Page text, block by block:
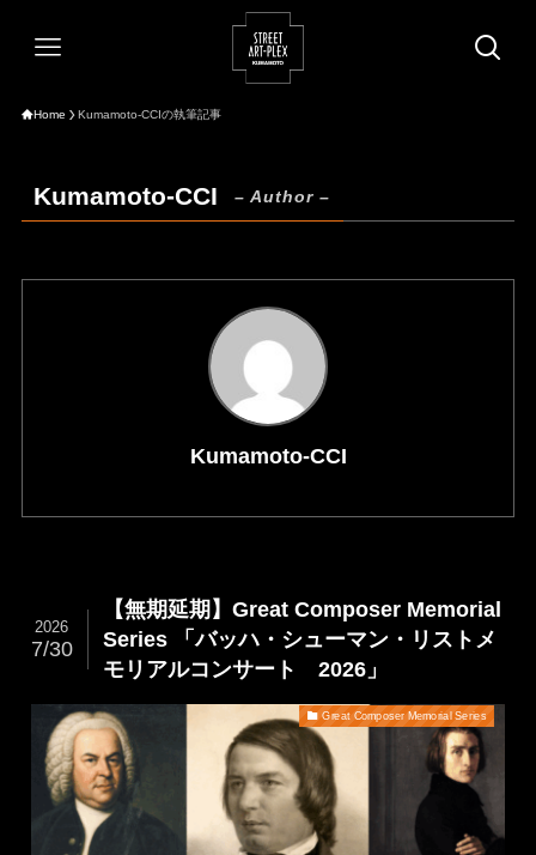
Home Kumamoto-CCIの執筆記事
Kumamoto-CCI – Author –
Kumamoto-CCI
【無期延期】Great Composer Memorial
Series 「バッハ・シューマン・リストメ
モリアルコンサート 2026」
2026
7/30
Great Composer Memorial Series